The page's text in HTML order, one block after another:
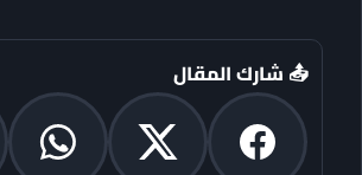
📤 شارك المقال